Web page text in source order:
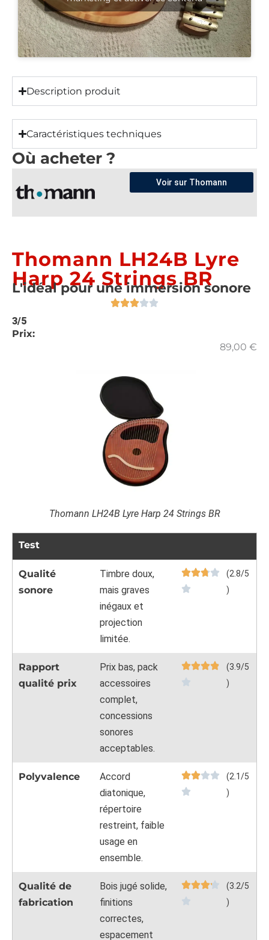
Description produit
Caractéristiques techniques
Où acheter ?
Voir sur Thomann
Thomann LH24B Lyre
Harp 24 Strings BR
L'idéal pour une immersion sonore
3/5
Prix:
89,00 €
Thomann LH24B Lyre Harp 24 Strings BR
Test
Qualité
sonore
Timbre doux,
mais graves
inégaux et
projection
limitée.
(2.8/5
)
Rapport
qualité prix
Prix bas, pack
accessoires
complet,
concessions
sonores
acceptables.
(3.9/5
)
Polyvalence
Accord
diatonique,
répertoire
restreint, faible
usage en
ensemble.
(2.1/5
)
Qualité de
fabrication
Bois jugé solide,
finitions
correctes,
espacement
(3.2/5
)